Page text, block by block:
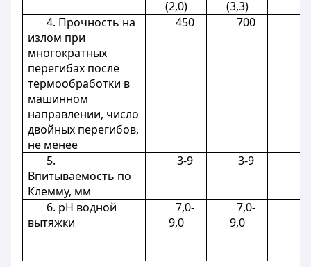
(2,0)
(3,3)
4. Прочность на
излом при
многократных
перегибах после
термообработки в
машинном
направлении, число
двойных перегибов,
не менее
450 700
5.
Впитываемость по
Клемму, мм
3-9 3-9
6. рН водной
вытяжки
7,0-
9,0
7,0-
9,0